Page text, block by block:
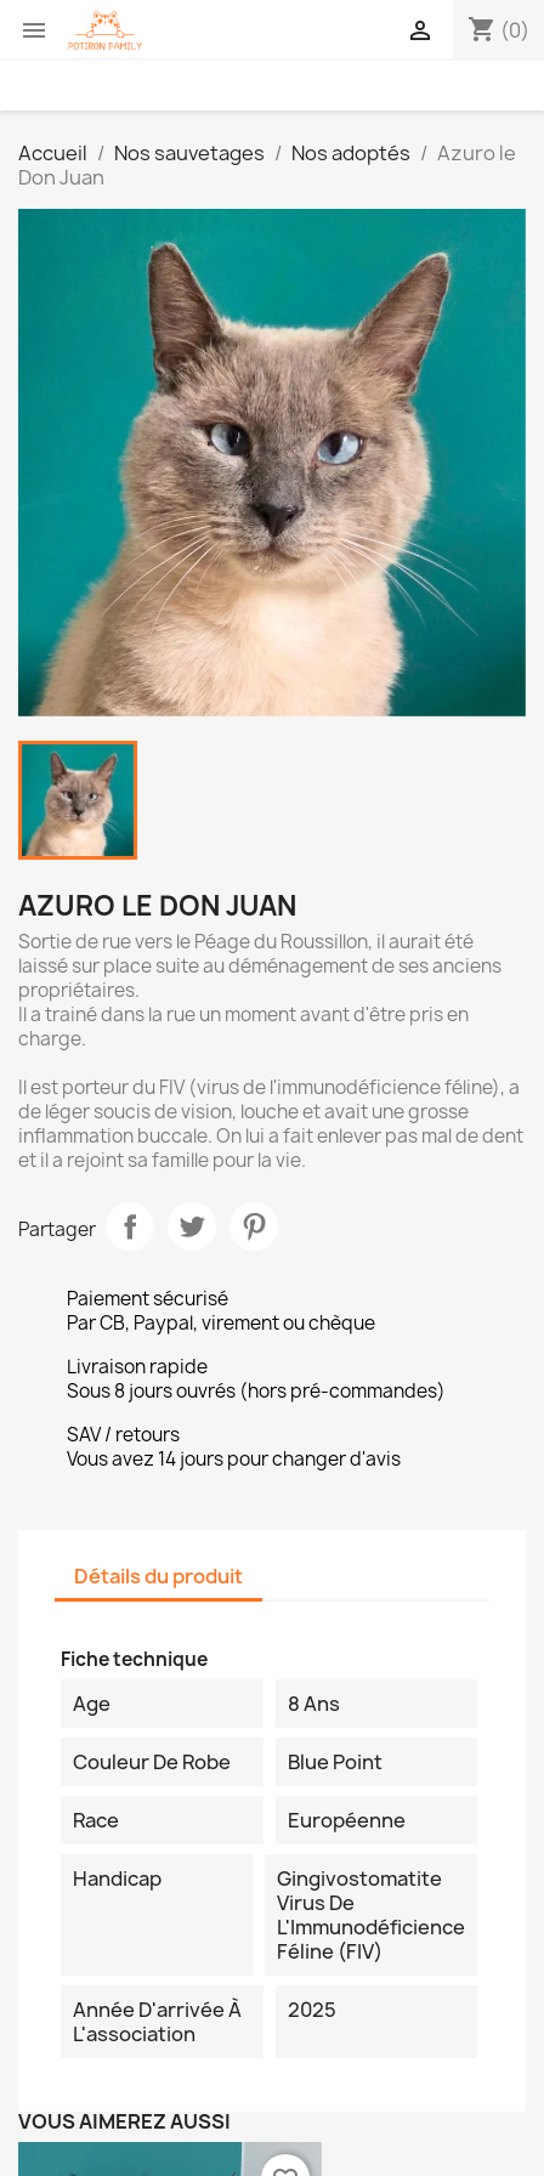
 shopping_cart (0)

Accueil Nos sauvetages Nos adoptés
Azuro le
Don Juan
AZURO LE DON JUAN
Sortie de rue vers le Péage du Roussillon, il aurait été
laissé sur place suite au déménagement de ses anciens
propriétaires.
Il a trainé dans la rue un moment avant d'être pris en
charge.
Il est porteur du FIV (virus de l'immunodéficience féline), a
de léger soucis de vision, louche et avait une grosse
inflammation buccale. On lui a fait enlever pas mal de dent
et il a rejoint sa famille pour la vie.
Partager
Paiement sécurisé
Par CB, Paypal, virement ou chèque
Livraison rapide
Sous 8 jours ouvrés (hors pré-commandes)
SAV / retours
Vous avez 14 jours pour changer d'avis
Détails du produit
Fiche technique
Age 8 Ans
Couleur De Robe Blue Point
Race Européenne
Handicap
Gingivostomatite
Virus De
L'Immunodéficience
Féline (FIV)
Année D'arrivée À
L'association
2025
VOUS AIMEREZ AUSSI